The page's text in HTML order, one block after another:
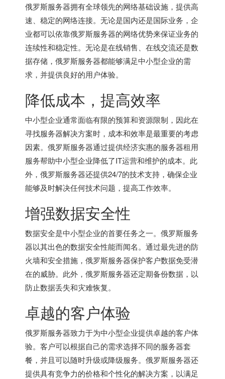
俄罗斯服务器拥有全球领先的网络基础设施，提供高
速、稳定的网络连接。无论是国内还是国际业务，企
业都可以依靠俄罗斯服务器的网络优势来保证业务的
连续性和稳定性。无论是在线销售、在线交流还是数
据存储， 俄罗斯服务器都能够满足中小型企业的需
求，并提供良好的用户体验。
降低成本，提高效率
中小型企业通常面临有限的预算和资源限制，因此在
寻找服务器解决方案时，成本和效率是最重要的考虑
因素。 俄罗斯服务器通过提供经济实惠的服务器租用
服务帮助中小型企业降低了IT运营和维护的成本。此
外， 俄罗斯服务器还提供24/7的技术支持，确保企业
能够及时解决任何技术问题，提高工作效率。
增强数据安全性
数据安全是中小型企业的首要任务之一。俄罗斯服务
器以其出色的数据安全性能而闻名。通过最先进的防
火墙和安全措施，俄罗斯服务器保护客户数据免受潜
在的威胁。此外， 俄罗斯服务器还定期备份数据，以
防止数据丢失和灾难恢复。
卓越的客户体验
俄罗斯服务器致力于为中小型企业提供卓越的客户体
验。客户可以根据自己的需求选择不同的服务器套
餐，并且可以随时升级或降级服务。 俄罗斯服务器还
提供具有竞争力的价格和个性化的解决方案，以满足